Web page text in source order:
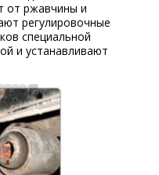
от ржавчины и
регулировочные
специальной
и устанавливают